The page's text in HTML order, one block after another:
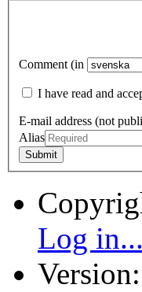
Comment (in
I have read and
E-mail address (not
Alias
Log in...